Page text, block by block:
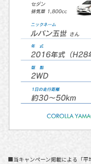
■当キャンペーン掲載による「平